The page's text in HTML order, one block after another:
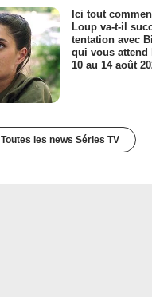
Ici tout
Loup va-t-il
tentation avec
qui vous attend
10 au 14 août
Toutes les news Séries TV